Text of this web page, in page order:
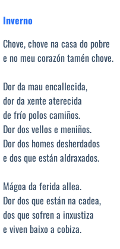
Inverno
Chove, chove na casa do pobre
e no meu corazón tamén chove.
Dor da mau encallecida,
dor da xente aterecida
de frío polos camiños.
Dor dos vellos e meniños.
Dor dos homes desherdados
e dos que están aldraxados.
Mágoa da ferida allea.
Dor dos que están na cadea,
dos que sofren a inxustiza
e viven baixo a cobiza.